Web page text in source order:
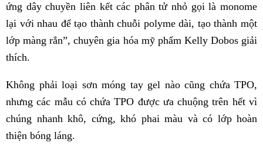
ứng dây chuyền liên kết các phân tử nhỏ gọi là monome
lại với nhau để tạo thành chuỗi polyme dài, tạo thành một
lớp màng rắn”, chuyên gia hóa mỹ phẩm Kelly Dobos giải
thích.
Không phải loại sơn móng tay gel nào cũng chứa TPO,
nhưng các mẫu có chứa TPO được ưa chuộng trên hết vì
chúng nhanh khô, cứng, khó phai màu và có lớp hoàn
thiện bóng láng.